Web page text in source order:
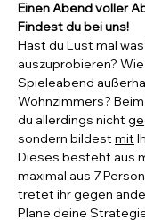
Einen Abend voller
Findest du bei uns!
Hast du Lust mal
auszuprobieren?
Spieleabend
Wohnzimmers?
du allerdings nicht
sondern bildest mit
Dieses besteht aus
maximal aus 7
tretet ihr gegen
Plane deine